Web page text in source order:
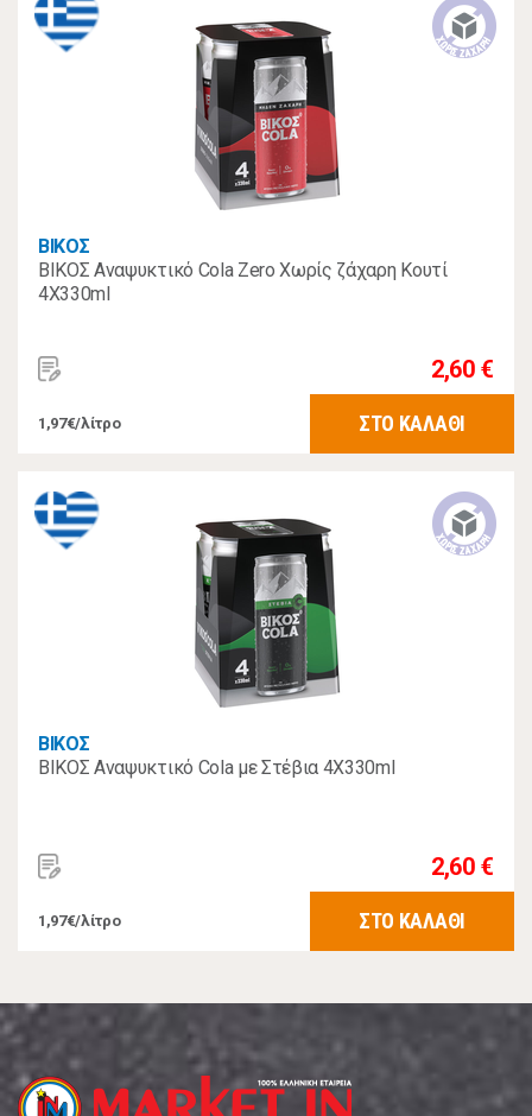
ΒΙΚΟΣ
ΒΙΚΟΣ Αναψυκτικό Cola Zero Χωρίς ζάχαρη Κουτί
4Χ330ml
2,60 €
1,97€/λίτρο ΣΤΟ ΚΑΛΑΘΙ
ΒΙΚΟΣ
ΒΙΚΟΣ Αναψυκτικό Cola με Στέβια 4X330ml
2,60 €
1,97€/λίτρο ΣΤΟ ΚΑΛΑΘΙ